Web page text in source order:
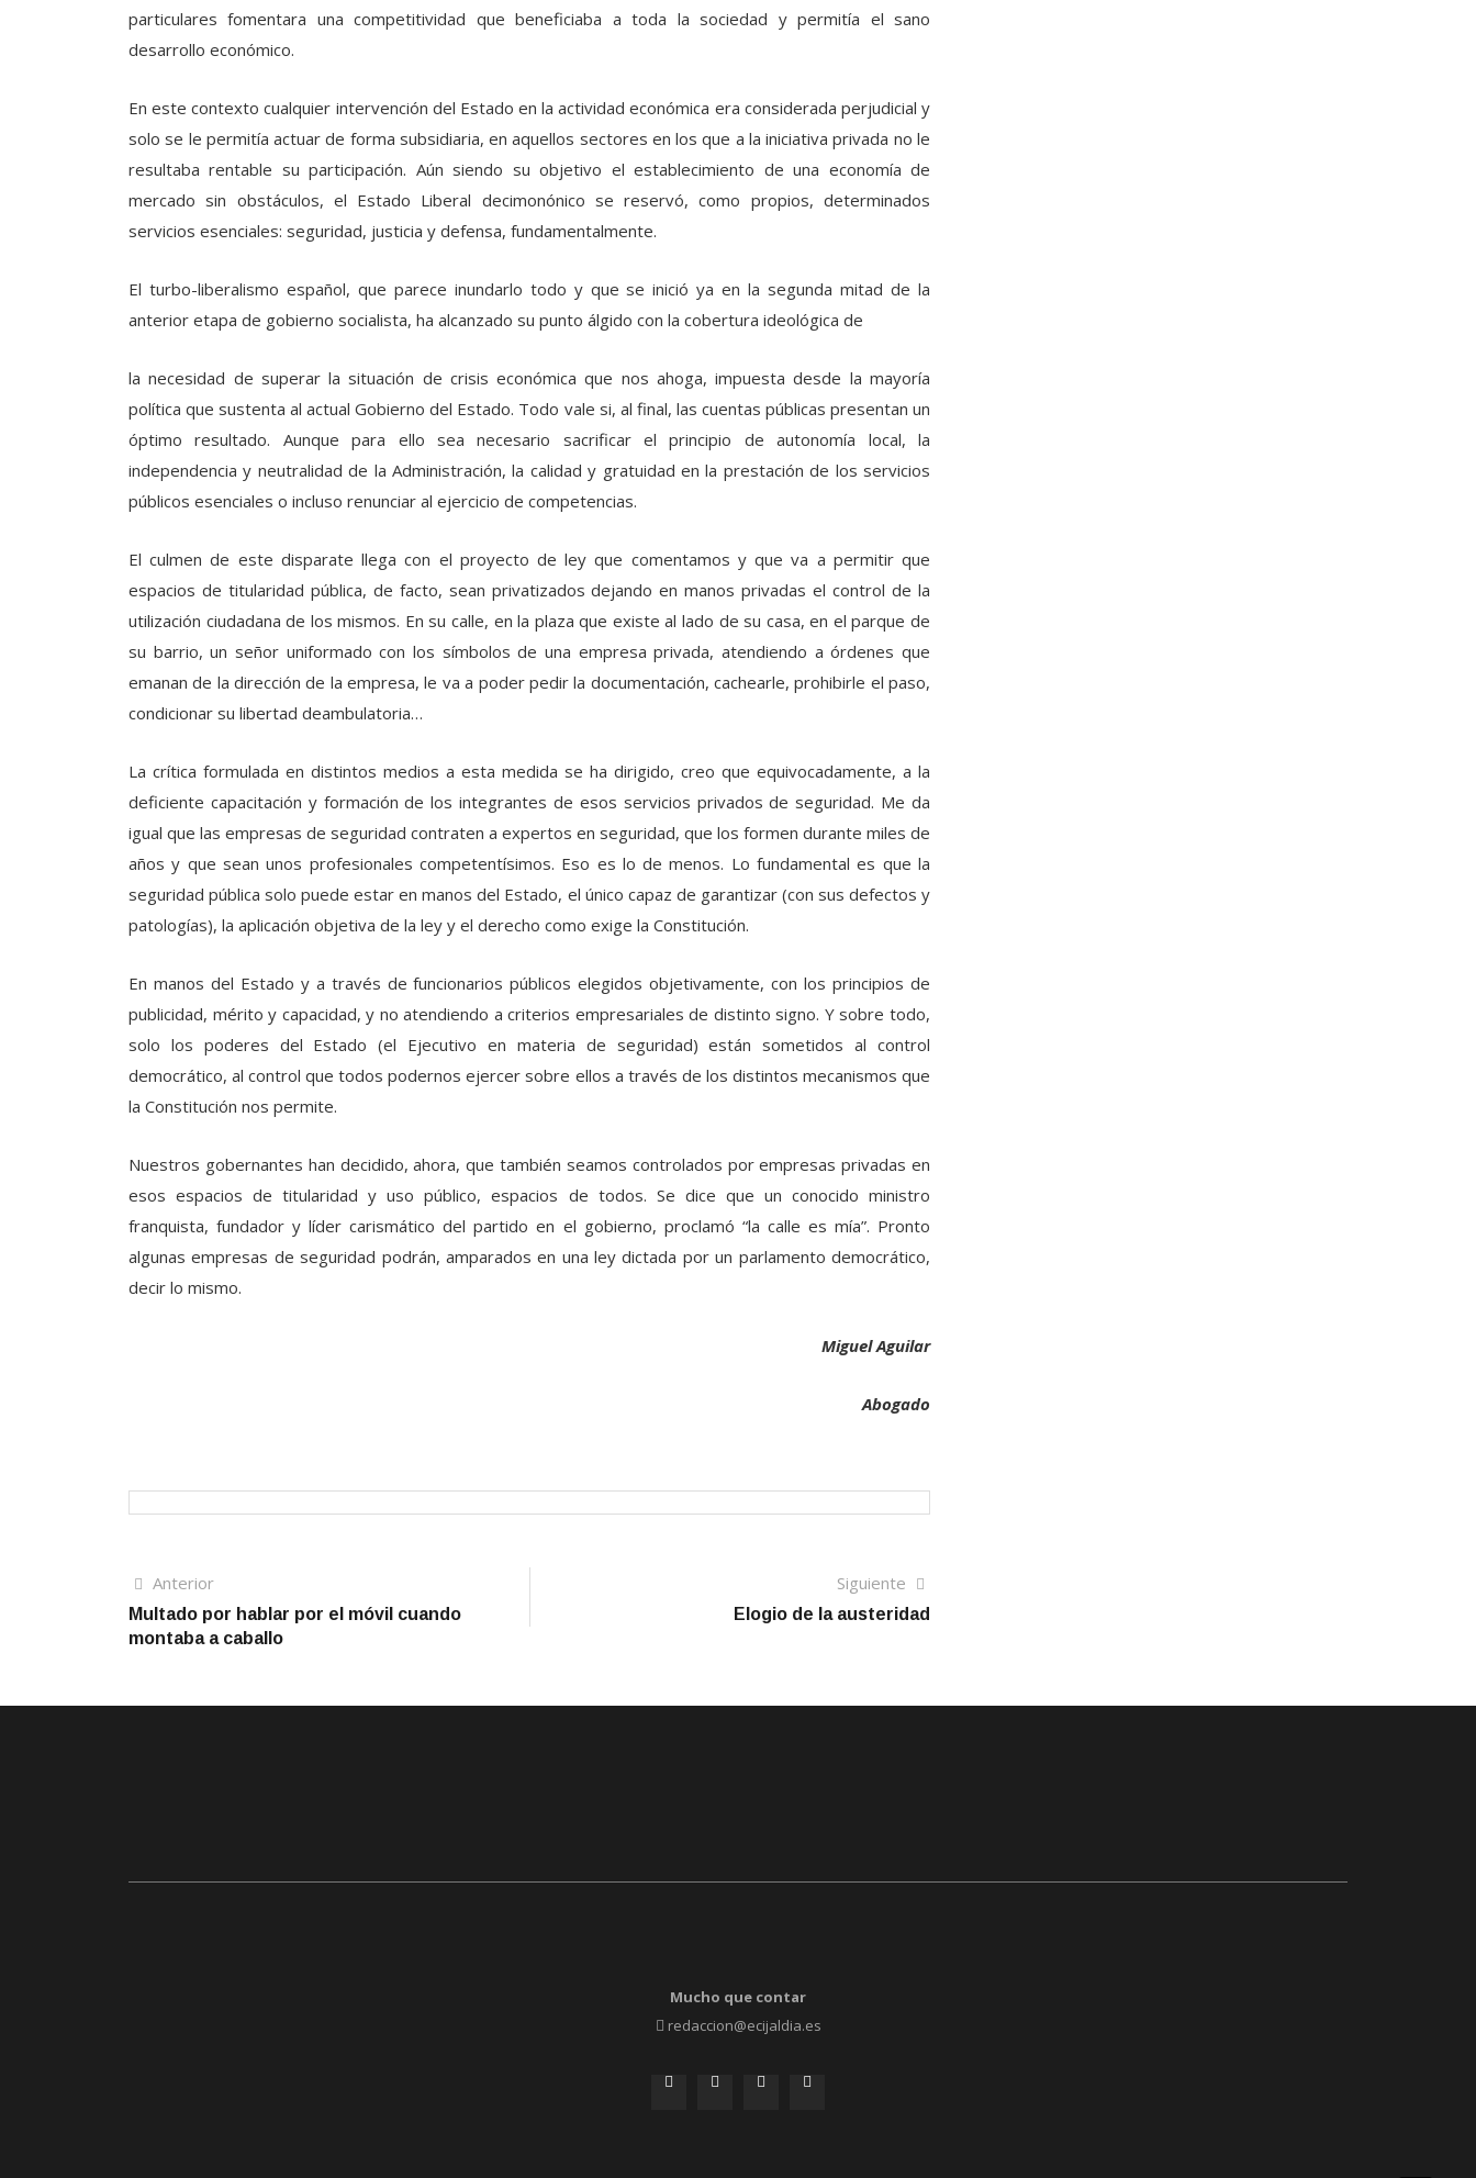
particulares fomentara una competitividad que beneficiaba a toda la sociedad y permitía el sano
desarrollo económico.
En este contexto cualquier intervención del Estado en la actividad económica era considerada perjudicial y
solo se le permitía actuar de forma subsidiaria, en aquellos sectores en los que a la iniciativa privada no le
resultaba rentable su participación. Aún siendo su objetivo el establecimiento de una economía de
mercado sin obstáculos, el Estado Liberal decimonónico se reservó, como propios, determinados
servicios esenciales: seguridad, justicia y defensa, fundamentalmente.
El turbo-liberalismo español, que parece inundarlo todo y que se inició ya en la segunda mitad de la
anterior etapa de gobierno socialista, ha alcanzado su punto álgido con la cobertura ideológica de
la necesidad de superar la situación de crisis económica que nos ahoga, impuesta desde la mayoría
política que sustenta al actual Gobierno del Estado. Todo vale si, al final, las cuentas públicas presentan un
óptimo resultado. Aunque para ello sea necesario sacrificar el principio de autonomía local, la
independencia y neutralidad de la Administración, la calidad y gratuidad en la prestación de los servicios
públicos esenciales o incluso renunciar al ejercicio de competencias.
El culmen de este disparate llega con el proyecto de ley que comentamos y que va a permitir que
espacios de titularidad pública, de facto, sean privatizados dejando en manos privadas el control de la
utilización ciudadana de los mismos. En su calle, en la plaza que existe al lado de su casa, en el parque de
su barrio, un señor uniformado con los símbolos de una empresa privada, atendiendo a órdenes que
emanan de la dirección de la empresa, le va a poder pedir la documentación, cachearle, prohibirle el paso,
condicionar su libertad deambulatoria…
La crítica formulada en distintos medios a esta medida se ha dirigido, creo que equivocadamente, a la
deficiente capacitación y formación de los integrantes de esos servicios privados de seguridad. Me da
igual que las empresas de seguridad contraten a expertos en seguridad, que los formen durante miles de
años y que sean unos profesionales competentísimos. Eso es lo de menos. Lo fundamental es que la
seguridad pública solo puede estar en manos del Estado, el único capaz de garantizar (con sus defectos y
patologías), la aplicación objetiva de la ley y el derecho como exige la Constitución.
En manos del Estado y a través de funcionarios públicos elegidos objetivamente, con los principios de
publicidad, mérito y capacidad, y no atendiendo a criterios empresariales de distinto signo. Y sobre todo,
solo los poderes del Estado (el Ejecutivo en materia de seguridad) están sometidos al control
democrático, al control que todos podernos ejercer sobre ellos a través de los distintos mecanismos que
la Constitución nos permite.
Nuestros gobernantes han decidido, ahora, que también seamos controlados por empresas privadas en
esos espacios de titularidad y uso público, espacios de todos. Se dice que un conocido ministro
franquista, fundador y líder carismático del partido en el gobierno, proclamó “la calle es mía”. Pronto
algunas empresas de seguridad podrán, amparados en una ley dictada por un parlamento democrático,
decir lo mismo.
Miguel Aguilar
Abogado
Navegación
de
AnteriorArtículo
anterior
Multado por hablar por el móvil cuando
montaba a caballo
Siguiente
Elogio de la austeridad
Mucho que contar
redaccion@ecijaldia.es